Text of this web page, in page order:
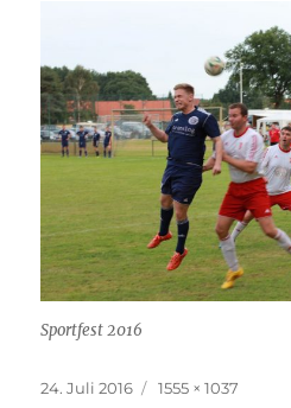
Sportfest 2016
Veröffentlicht
24. Juli 2016 Originalgröße
1555 × 1037